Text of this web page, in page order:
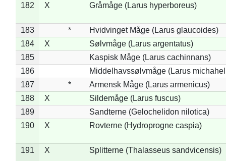
182
X Gråmåge (Larus hyperboreus)
183 *
Hvidvinget Måge (Larus glaucoides)
184
X
Sølvmåge (Larus argentatus)
185
Kaspisk Måge (Larus cachinnans)
186
Middelhavssølvmåge (Larus
187
*
Armensk Måge (Larus armenicus)
188
X
Sildemåge (Larus fuscus)
189
Sandterne (Gelochelidon nilotica)
190
X Rovterne (Hydroprogne caspia)
191 X Splitterne (Thalasseus sandvicensis)